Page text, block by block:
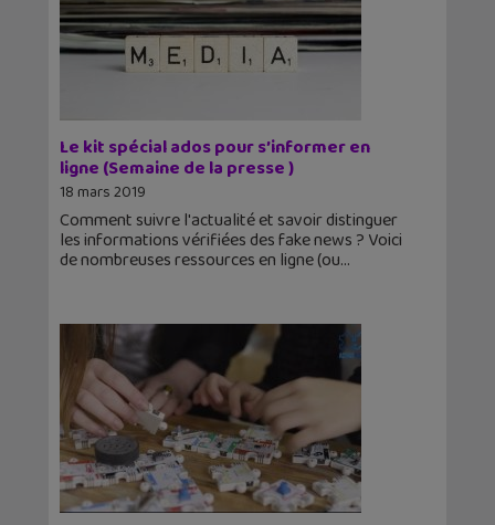
Le kit spécial ados pour s’informer en
ligne (Semaine de la presse )
18 mars 2019
Comment suivre l'actualité et savoir distinguer
les informations vérifiées des fake news ? Voici
de nombreuses ressources en ligne (ou